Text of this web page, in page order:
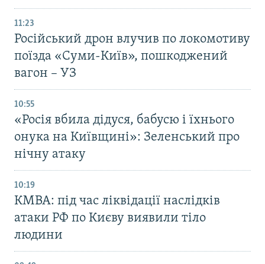
11:23
Російський дрон влучив по локомотиву
поїзда «Суми-Київ», пошкоджений
вагон – УЗ
10:55
«Росія вбила дідуся, бабусю і їхнього
онука на Київщині»: Зеленський про
нічну атаку
10:19
КМВА: під час ліквідації наслідків
атаки РФ по Києву виявили тіло
людини